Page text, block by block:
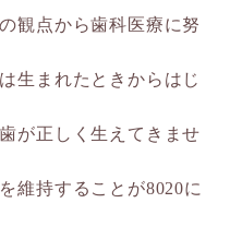
観点から歯科医療に努
生まれたときからはじ
が正しく生えてきませ
維持することが8020に